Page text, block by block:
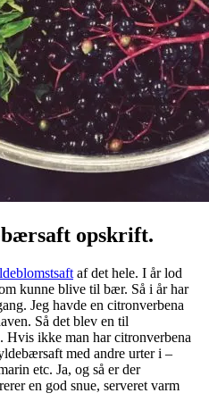
opskrift.
af det hele. I år lod
kunne blive til bær. Så i år har
Jeg havde en citronverbena
Så det blev en til
ikke man har citronverbena
med andre urter i –
etc. Ja, og så er der
en god snue, serveret varm